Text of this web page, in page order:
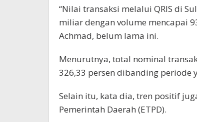
“Nilai transaksi melalui QRIS di
miliar dengan volume mencapai
Achmad, belum lama ini.
Menurutnya, total nominal
326,33 persen dibanding periode
Selain itu, kata dia, tren positif
Pemerintah Daerah (ETPD).